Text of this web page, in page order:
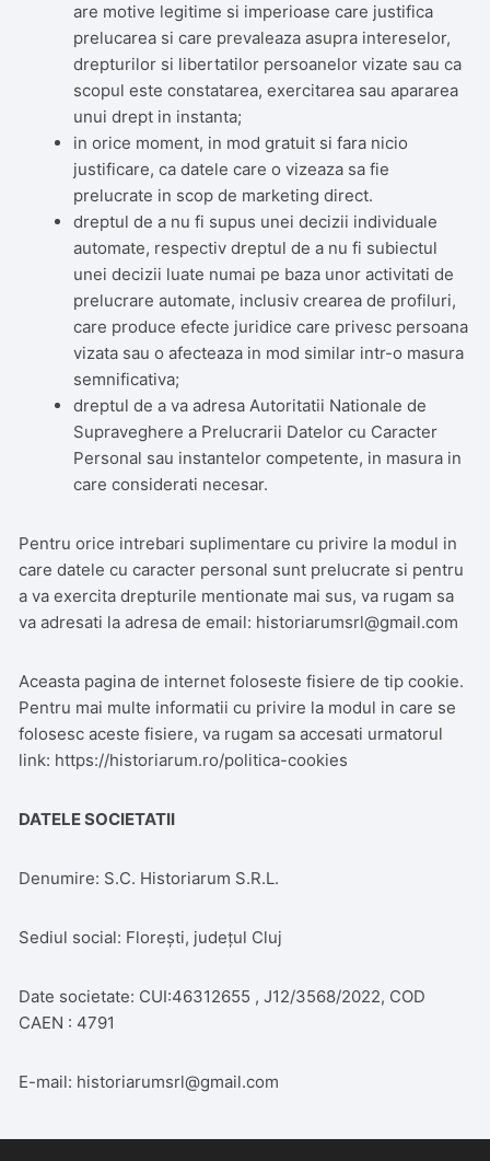
are motive legitime si imperioase care justifica
prelucarea si care prevaleaza asupra intereselor,
drepturilor si libertatilor persoanelor vizate sau ca
scopul este constatarea, exercitarea sau apararea
unui drept in instanta;
in orice moment, in mod gratuit si fara nicio
justificare, ca datele care o vizeaza sa fie
prelucrate in scop de marketing direct.
dreptul de a nu fi supus unei decizii individuale
automate, respectiv dreptul de a nu fi subiectul
unei decizii luate numai pe baza unor activitati de
prelucrare automate, inclusiv crearea de profiluri,
care produce efecte juridice care privesc persoana
vizata sau o afecteaza in mod similar intr-o masura
semnificativa;
dreptul de a va adresa Autoritatii Nationale de
Supraveghere a Prelucrarii Datelor cu Caracter
Personal sau instantelor competente, in masura in
care considerati necesar.
Pentru orice intrebari suplimentare cu privire la modul in
care datele cu caracter personal sunt prelucrate si pentru
a va exercita drepturile mentionate mai sus, va rugam sa
va adresati la adresa de email: historiarumsrl@gmail.com
Aceasta pagina de internet foloseste fisiere de tip cookie.
Pentru mai multe informatii cu privire la modul in care se
folosesc aceste fisiere, va rugam sa accesati urmatorul
link: https://historiarum.ro/politica-cookies
DATELE SOCIETATII
Denumire: S.C. Historiarum S.R.L.
Sediul social: Florești, județul Cluj
Date societate: CUI:46312655 , J12/3568/2022, COD
CAEN : 4791
E-mail: historiarumsrl@gmail.com